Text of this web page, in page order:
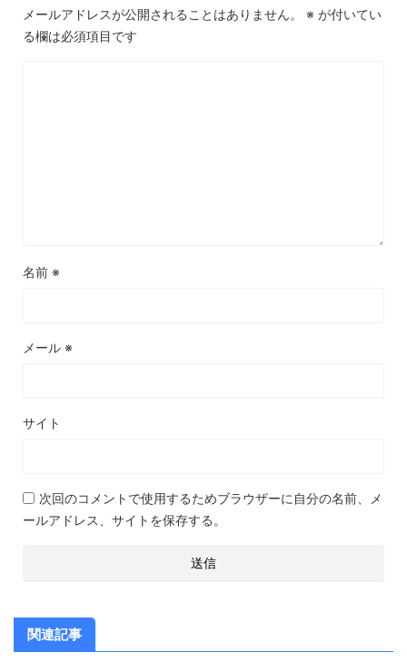
メールアドレスが公開されることはありません。 ※ が付いてい
る欄は必須項目です
名前 ※
メール ※
サイト
次回のコメントで使用するためブラウザーに自分の名前、メ
ールアドレス、サイトを保存する。
関連記事